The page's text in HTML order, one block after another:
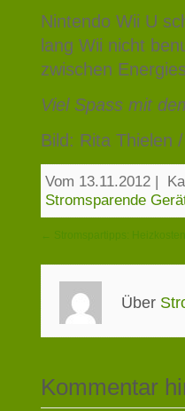
Nintendo Wii U
lang Wii nicht
zwischen
Viel Spass mit
Bild: Rita Thielen
Vom 13.11.2012 |
Stromsparende
← Stromspartipps: Heizkosten
Über
Kommentar